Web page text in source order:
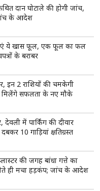
गांधी, बोले- ‘दर्द, डेटा और
के दुश्मन नहीं', RSS प्रमुख
संबंधों पर दिया बड़ा बयान
के मुद्दे पर बंगाल में सियासत
ने उठाई आवाज, शुभेंदु
से मुलाकात, क्या पंजाब चुनाव से
प्रकाश वॉरियर से ड्रेस के रंग पर
शांत लेकिन करारा जवाब